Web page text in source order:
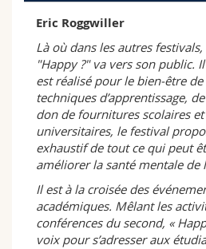
Eric Roggwiller
Là où dans les autres
"Happy ?" va vers son public.
est réalisé pour le bien-être
techniques d’apprentissage,
don de fournitures scolaires
universitaires, le festival
exhaustif de tout ce qui peut
améliorer la santé mentale de
Il est à la croisée des
académiques. Mêlant les
conférences du second, «
voix pour s’adresser aux